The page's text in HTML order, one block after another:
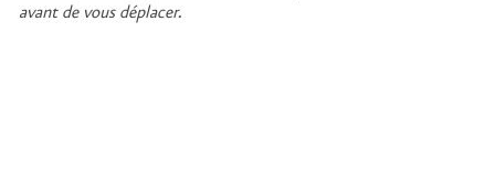
avant de vous déplacer.